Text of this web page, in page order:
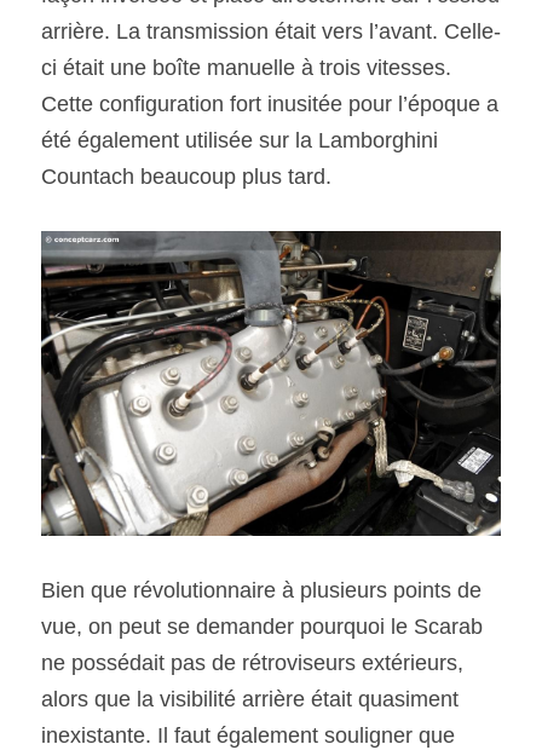
arrière. La transmission était vers l’avant. Celle-
ci était une boîte manuelle à trois vitesses.
Cette configuration fort inusitée pour l’époque a
été également utilisée sur la Lamborghini
Countach beaucoup plus tard.
Bien que révolutionnaire à plusieurs points de
vue, on peut se demander pourquoi le Scarab
ne possédait pas de rétroviseurs extérieurs,
alors que la visibilité arrière était quasiment
inexistante. Il faut également souligner que